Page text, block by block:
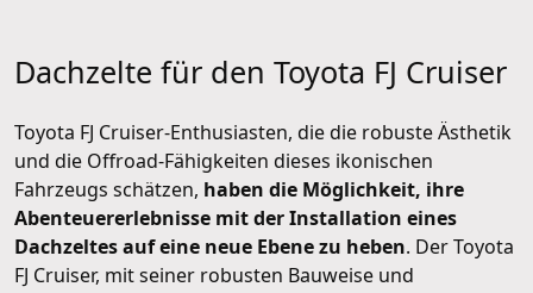
Dachzelte für den Toyota FJ Cruiser
Toyota FJ Cruiser-Enthusiasten, die die robuste Ästhetik
und die Offroad-Fähigkeiten dieses ikonischen
Fahrzeugs schätzen, haben die Möglichkeit, ihre
Abenteuererlebnisse mit der Installation eines
Dachzeltes auf eine neue Ebene zu heben. Der Toyota
FJ Cruiser, mit seiner robusten Bauweise und